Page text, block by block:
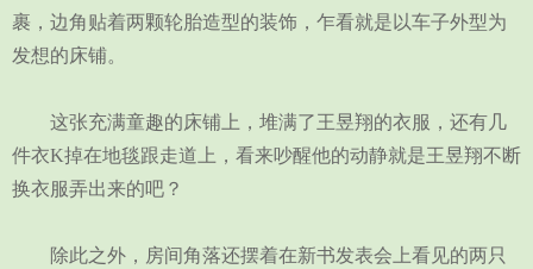
裹，边角贴着两颗轮胎造型的装饰，乍看就是以车子外型为
发想的床铺。
这张充满童趣的床铺上，堆满了王昱翔的衣服，还有几
件衣K掉在地毯跟走道上，看来吵醒他的动静就是王昱翔不断
换衣服弄出来的吧？
除此之外，房间角落还摆着在新书发表会上看见的两只